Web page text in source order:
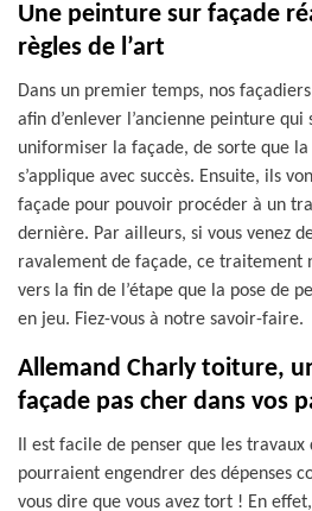
Une peinture sur façade
règles de l’art
Dans un premier temps, nos
afin d’enlever l’ancienne peinture qui
uniformiser la façade, de sorte que
s’applique avec succès. Ensuite, ils
façade pour pouvoir procéder à un
dernière. Par ailleurs, si vous venez
ravalement de façade, ce traitement
vers la fin de l’étape que la pose de
en jeu. Fiez-vous à notre savoir-faire.
Allemand Charly toiture,
façade pas cher dans vos
Il est facile de penser que les
pourraient engendrer des dépenses
vous dire que vous avez tort ! En